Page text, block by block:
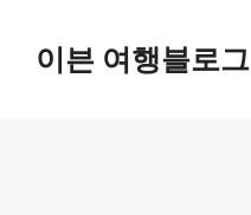
이븐 여행블로그